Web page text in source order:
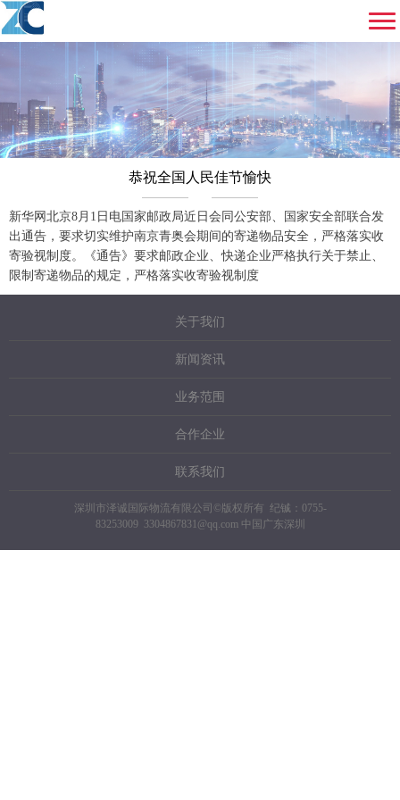
恭祝全国人民佳节愉快
新华网北京8月1日电国家邮政局近日会同公安部、国家安全部联合发
出通告，要求切实维护南京青奥会期间的寄递物品安全，严格落实收
寄验视制度。《通告》要求邮政企业、快递企业严格执行关于禁止、
限制寄递物品的规定，严格落实收寄验视制度
关于我们
新闻资讯
业务范围
合作企业
联系我们
深圳市泽诚国际物流有限公司©版权所有 纪铖：0755-
83253009 3304867831@qq.com 中国广东深圳